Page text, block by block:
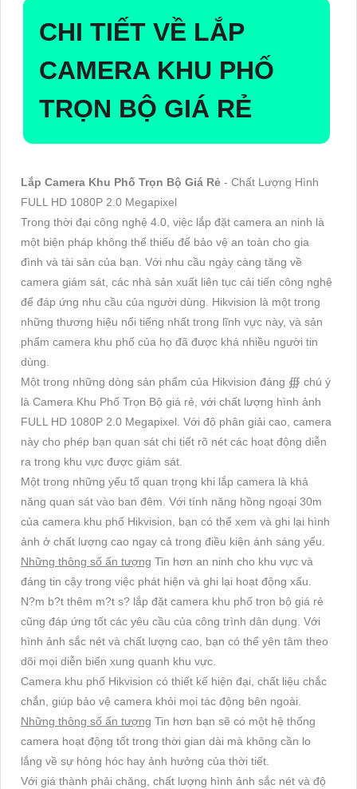
CHI TIẾT VỀ LẮP
CAMERA KHU PHỐ
TRỌN BỘ GIÁ RẺ
Lắp Camera Khu Phố Trọn Bộ Giá Rẻ - Chất Lượng Hình
FULL HD 1080P 2.0 Megapixel
Trong thời đại công nghệ 4.0, việc lắp đặt camera an ninh là
một biện pháp không thể thiếu để bảo vệ an toàn cho gia
đình và tài sản của bạn. Với nhu cầu ngày càng tăng về
camera giám sát, các nhà sản xuất liên tục cải tiến công nghệ
để đáp ứng nhu cầu của người dùng. Hikvision là một trong
những thương hiệu nổi tiếng nhất trong lĩnh vực này, và sản
phẩm camera khu phố của họ đã được khá nhiều người tin
dùng.
Một trong những dòng sản phẩm của Hikvision đáng ∰ chú ý
là Camera Khu Phố Trọn Bộ giá rẻ, với chất lượng hình ảnh
FULL HD 1080P 2.0 Megapixel. Với độ phân giải cao, camera
này cho phép bạn quan sát chi tiết rõ nét các hoạt động diễn
ra trong khu vực được giám sát.
Một trong những yếu tố quan trọng khi lắp camera là khả
năng quan sát vào ban đêm. Với tính năng hồng ngoại 30m
của camera khu phố Hikvision, bạn có thể xem và ghi lại hình
ảnh ở chất lượng cao ngay cả trong điều kiện ánh sáng yếu.
Những thông số ấn tượng Tin hơn an ninh cho khu vực và
đáng tin cậy trong việc phát hiện và ghi lại hoạt động xấu.
N?m b?t thêm m?t s? lắp đặt camera khu phố trọn bộ giá rẻ
cũng đáp ứng tốt các yêu cầu của công trình dân dụng. Với
hình ảnh sắc nét và chất lượng cao, bạn có thể yên tâm theo
dõi mọi diễn biến xung quanh khu vực.
Camera khu phố Hikvision có thiết kế hiện đại, chất liệu chắc
chắn, giúp bảo vệ camera khỏi mọi tác động bên ngoài.
Những thông số ấn tượng Tin hơn bạn sẽ có một hệ thống
camera hoạt động tốt trong thời gian dài mà không cần lo
lắng về sự hỏng hóc hay ảnh hưởng của thời tiết.
Với giá thành phải chăng, chất lượng hình ảnh sắc nét và độ